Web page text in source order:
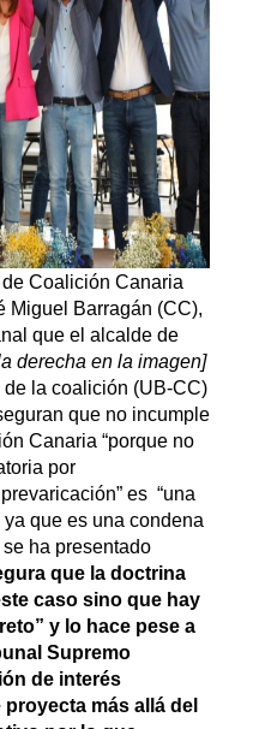
Coalición Canaria
Miguel Barragán (CC),
que el alcalde de
derecha en la imagen]
la coalición (UB-CC)
que no incumple
Canaria “porque no
por
es “una
que es una condena
ha presentado
que la doctrina
caso sino que hay
y lo hace pese a
Supremo
de interés
más allá del